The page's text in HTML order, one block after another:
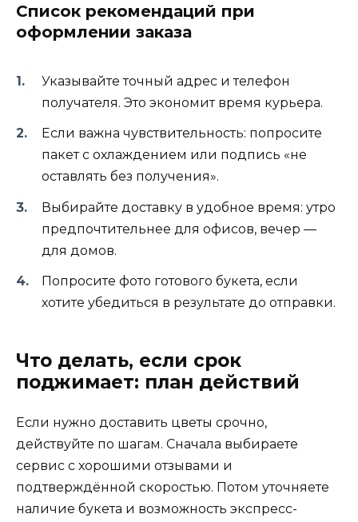
Список рекомендаций при
оформлении заказа
Указывайте точный адрес и телефон
получателя. Это экономит время курьера.
Если важна чувствительность: попросите
пакет с охлаждением или подпись «не
оставлять без получения».
Выбирайте доставку в удобное время: утро
предпочтительнее для офисов, вечер —
для домов.
Попросите фото готового букета, если
хотите убедиться в результате до отправки.
Что делать, если срок
поджимает: план действий
Если нужно доставить цветы срочно,
действуйте по шагам. Сначала выбираете
сервис с хорошими отзывами и
подтверждённой скоростью. Потом уточняете
наличие букета и возможность экспресс-